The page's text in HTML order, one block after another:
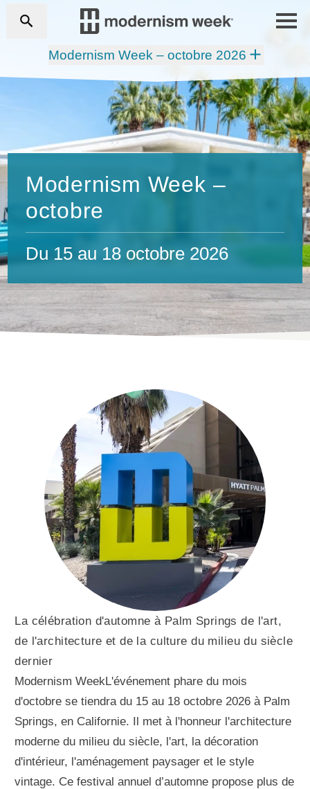
Modernism Week – octobre 2026
Modernism Week –
octobre
Du 15 au 18 octobre 2026
La célébration d'automne à Palm Springs de l'art,
de l'architecture et de la culture du milieu du siècle
dernier
Modernism WeekL'événement phare du mois
d'octobre se tiendra du 15 au 18 octobre 2026 à Palm
Springs, en Californie. Il met à l'honneur l'architecture
moderne du milieu du siècle, l'art, la décoration
d'intérieur, l'aménagement paysager et le style
vintage. Ce festival annuel d’automne propose plus de